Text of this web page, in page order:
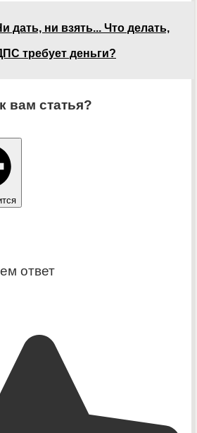
дать, ни взять... Что делать,
требует деньги?
вам статья?
ответ